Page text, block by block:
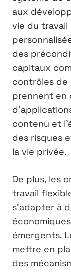
aux
vie du travail
des
capitaux
contrôles de
prennent en
contenu et
des risques
la vie privée.
De plus, les
travail
s’adapter à
émergents.
mettre en
des